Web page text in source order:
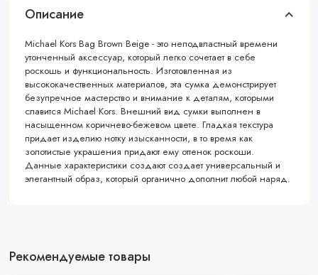
Описание
Michael Kors Bag Brown Beige - это неподвластный времени
утонченный аксессуар, который легко сочетает в себе
роскошь и функциональность. Изготовленная из
высококачественных материалов, эта сумка демонстрирует
безупречное мастерство и внимание к деталям, которыми
славится Michael Kors. Внешний вид сумки выполнен в
насыщенном коричнево-бежевом цвете. Гладкая текстура
придает изделию нотку изысканности, в то время как
золотистые украшения придают ему оттенок роскоши.
Данные характеристики создают создает универсальный и
элегантный образ, который органично дополнит любой наряд.
Рекомендуемые товары